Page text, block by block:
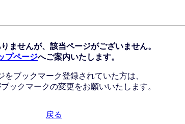
ませんが、該当ページがございません。
プページへご案内いたします。
をブックマーク登録されていた方は、
ックマークの変更をお願いいたします。
戻る